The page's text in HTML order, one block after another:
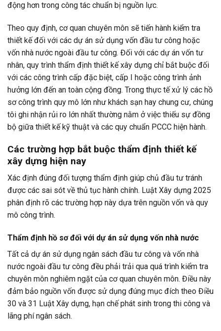
động hơn trong công tác chuẩn bị nguồn lực.
Theo quy định, cơ quan chuyên môn sẽ tiến hành kiểm tra
thiết kế đối với các dự án sử dụng vốn đầu tư công hoặc
vốn nhà nước ngoài đầu tư công. Đối với các dự án vốn tư
nhân, quy trình thẩm định thiết kế xây dựng chỉ bắt buộc đối
với các công trình cấp đặc biệt, cấp I hoặc công trình ảnh
hưởng lớn đến an toàn cộng đồng. Trong thực tế xử lý các hồ
sơ công trình quy mô lớn như khách sạn hay chung cư, chúng
tôi ghi nhận rủi ro lớn nhất thường nằm ở việc thiếu sự đồng
bộ giữa thiết kế kỹ thuật và các quy chuẩn PCCC hiện hành.
Các trường hợp bắt buộc thẩm định thiết kế
xây dựng hiện nay
Xác định đúng đối tượng thẩm định giúp chủ đầu tư tránh
được các sai sót về thủ tục hành chính. Luật Xây dựng 2025
phân định rõ các trường hợp này dựa trên nguồn vốn và quy
mô công trình.
Thẩm định hồ sơ đối với dự án sử dụng vốn nhà nước
Tất cả dự án sử dụng ngân sách đầu tư công và vốn nhà
nước ngoài đầu tư công đều phải trải qua quá trình kiểm tra
chuyên môn nghiêm ngặt của cơ quan chuyên môn. Điều này
đảm bảo nguồn vốn được sử dụng đúng mục đích theo Điều
30 và 31 Luật Xây dựng, hạn chế phát sinh trong thi công và
lãng phí ngân sách.